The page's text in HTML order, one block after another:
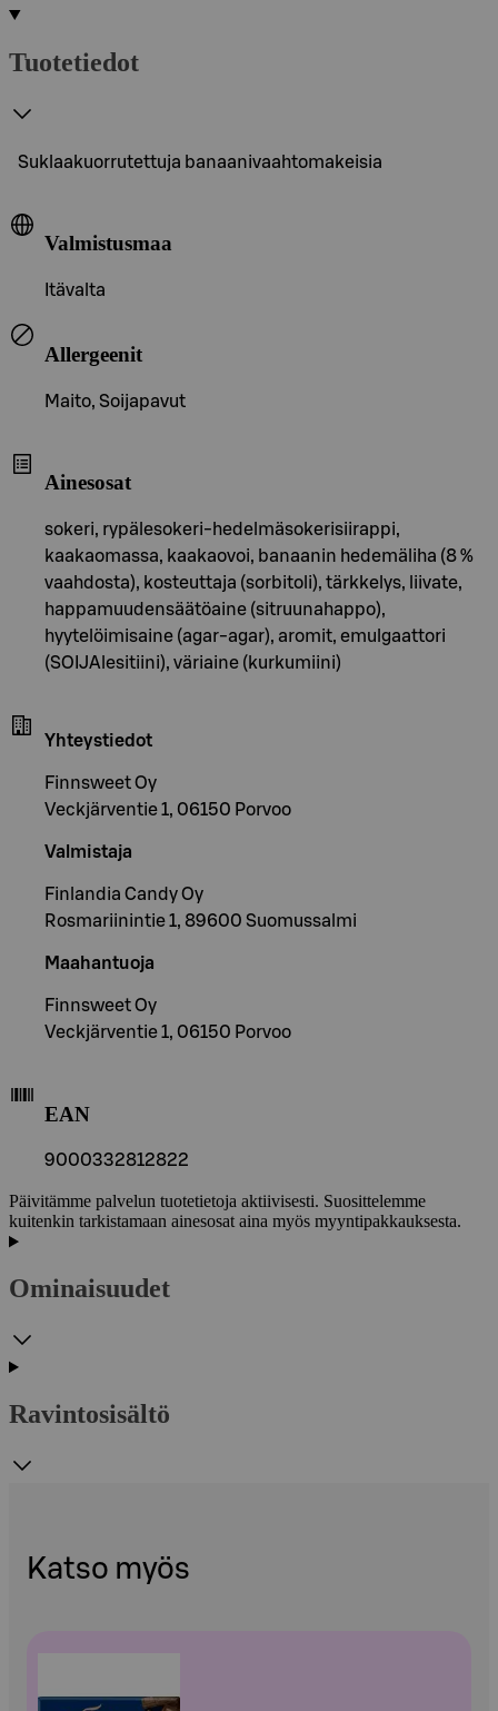
Tuotetiedot
Suklaakuorrutettuja banaanivaahtomakeisia
Valmistusmaa
Itävalta
Allergeenit
Maito, Soijapavut
Ainesosat
sokeri, rypälesokeri-hedelmäsokerisiirappi,
kaakaomassa, kaakaovoi, banaanin hedemäliha (8 %
vaahdosta), kosteuttaja (sorbitoli), tärkkelys, liivate,
happamuudensäätöaine (sitruunahappo),
hyytelöimisaine (agar-agar), aromit, emulgaattori
(SOIJAlesitiini), väriaine (kurkumiini)
Yhteystiedot
Finnsweet Oy
Veckjärventie 1, 06150 Porvoo
Valmistaja
Finlandia Candy Oy
Rosmariinintie 1, 89600 Suomussalmi
Maahantuoja
Finnsweet Oy
Veckjärventie 1, 06150 Porvoo
EAN
9000332812822
Päivitämme palvelun tuotetietoja aktiivisesti. Suosittelemme
kuitenkin tarkistamaan ainesosat aina myös myyntipakkauksesta.
Ominaisuudet
Ravintosisältö
Katso myös